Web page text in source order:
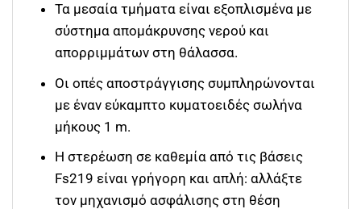
Τα μεσαία τμήματα είναι εξοπλισμένα με
σύστημα απομάκρυνσης νερού και
απορριμμάτων στη θάλασσα.
Οι οπές αποστράγγισης συμπληρώνονται
με έναν εύκαμπτο κυματοειδές σωλήνα
μήκους 1 m.
Η στερέωση σε καθεμία από τις βάσεις
Fs219 είναι γρήγορη και απλή: αλλάξτε
τον μηχανισμό ασφάλισης στη θέση